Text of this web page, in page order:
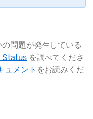
問題が発生している
Status ​ を調べてくださ
ュメント ​をお読みくだ